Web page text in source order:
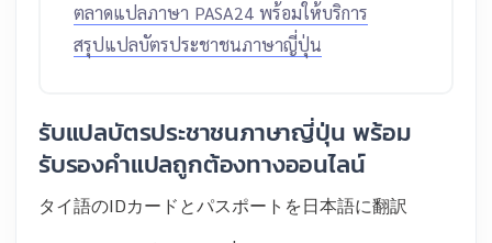
ตลาดแปลภาษา PASA24 พร้อมให้บริการ
สรุปแปลบัตรประชาชนภาษาญี่ปุ่น
รับแปลบัตรประชาชนภาษาญี่ปุ่น พร้อม
รับรองคำแปลถูกต้องทางออนไลน์
タイ語のIDカードとパスポートを日本語に翻訳